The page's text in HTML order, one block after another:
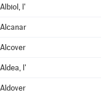
Albiol, l'
Alcanar
Alcover
Aldea, l'
Aldover